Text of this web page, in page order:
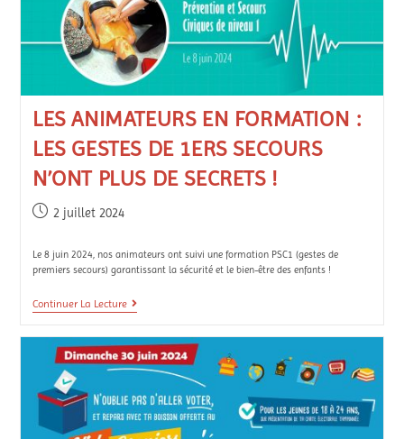
LES ANIMATEURS EN FORMATION :
LES GESTES DE 1ERS SECOURS
N’ONT PLUS DE SECRETS !
2 juillet 2024
Le 8 juin 2024, nos animateurs ont suivi une formation PSC1 (gestes de
premiers secours) garantissant la sécurité et le bien-être des enfants !
Continuer La Lecture